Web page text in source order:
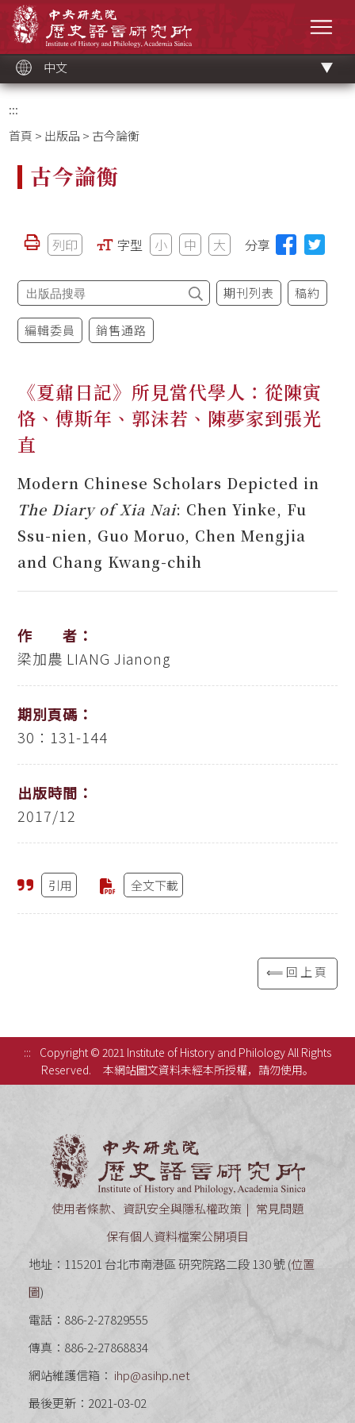
中文
:::
首頁 > 出版品 > 古今論衡
古今論衡
列印 字型 小 中 大 分享
期刊列表 稿約
編輯委員 銷售通路
《夏鼐日記》所見當代學人：從陳寅
恪、傅斯年、郭沫若、陳夢家到張光
直
Modern Chinese Scholars Depicted in
The Diary of Xia Nai: Chen Yinke, Fu
Ssu-nien, Guo Moruo, Chen Mengjia
and Chang Kwang-chih
作 者：
梁加農 LIANG Jianong
期別頁碼：
30：131-144
出版時間：
2017/12
引用 全文下載
⟸回上頁
:::
Copyright © 2021 Institute of History and Philology All Rights
Reserved.
本網站圖文資料未經本所授權，請勿使用。
使用者條款、資訊安全與隱私權政策
常見問題
保有個人資料檔案公開項目
地址：115201 台北市南港區 研究院路二段 130 號 (位置
圖)
電話：886-2-27829555
傳真：886-2-27868834
網站維護信箱： ihp@asihp.net
最後更新：2021-03-02